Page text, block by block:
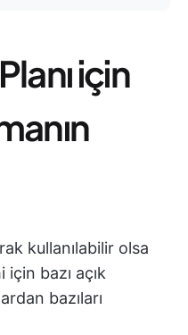
için
kullanılabilir olsa
bazı açık
bazıları